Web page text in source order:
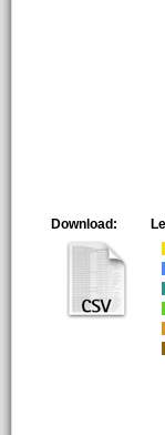
Download: